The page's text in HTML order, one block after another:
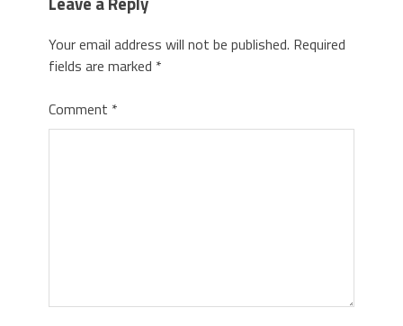
Your email address will not be published. Required
fields are marked *
Comment *